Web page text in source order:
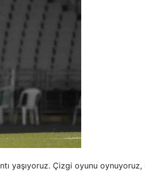
yaşıyoruz. Çizgi oyunu